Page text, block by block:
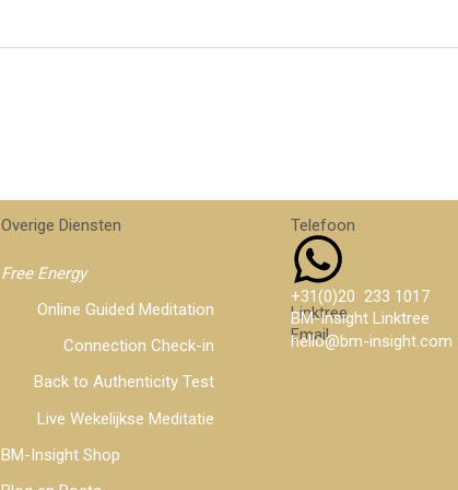
Overige Diensten
Free Energy
Online Guided Meditation
Connection Check-in
Back to Authenticity Test
Live Wekelijkse Meditatie
BM-Insight Shop
Telefoon
+31(0)20 233 1017
Linktree
BM-Insight Linktree
Email
hello@bm-insight.com